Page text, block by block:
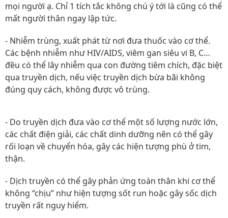
mọi người ạ. Chỉ 1 tích tắc không chú ý tới là cũng có thể
mất người thân ngay lập tức.
- Nhiễm trùng, xuất phát từ nơi đưa thuốc vào cơ thể.
Các bệnh nhiễm như HIV/AIDS, viêm gan siêu vi B, C…
đều có thể lây nhiễm qua con đường tiêm chích, đặc biệt
qua truyền dịch, nếu việc truyền dịch bừa bãi không
đúng quy cách, không được vô trùng.
- Do truyền dịch đưa vào cơ thể một số lượng nước lớn,
các chất điện giải, các chất dinh dưỡng nên có thể gây
rối loạn về chuyển hóa, gây các hiện tượng phù ở tim,
thận.
- Dịch truyền có thể gây phản ứng toàn thân khi cơ thể
không “chịu” như hiện tượng sốt run hoặc gây sốc dịch
truyền rất nguy hiểm.